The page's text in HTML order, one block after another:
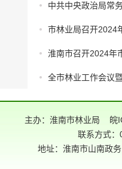
中共中央政治局常
市林业局召开2024
淮南市召开2024年
全市林业工作会议
主办：淮南市林业局
皖
联系方式
地址：淮南市山南政